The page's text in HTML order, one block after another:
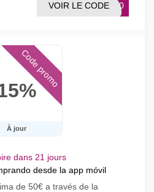
RA10
VOIR LE CODE
À jour
Code promo
dans 21 jours
desde la app móvil
de 50€ a través de la